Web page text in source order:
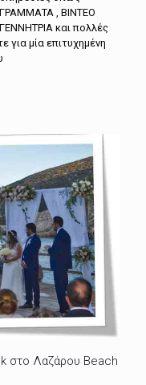
, ΒΙΝΤΕΟ
και πολλές
για μία επιτυχημένη
στο Λαζάρου Beach